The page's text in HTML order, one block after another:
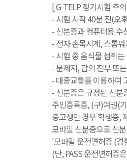
[ G-TELP 정기시험 주
- 시험 시작 40분 전(오
- 신분증과 컴퓨터용 수
- 전자 손목시계, 스톱
- 시험 중 음식물 섭취
- 문제지, 답의 전부 또
- 대중교통을 이용하여
- 신분증은 규정된 신분
주민증록증, (구)여권(
중고생인 경우 학생증,
모바일 신분증으로 신
'모바일 운전면허증 (경
(단, PASS 운전면허증